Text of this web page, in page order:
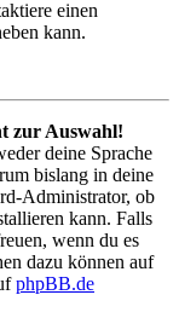
einen
kann.
zur Auswahl!
deine Sprache
bislang in deine
Administrator, ob
kann. Falls
wenn du es
dazu können auf
phpBB.de